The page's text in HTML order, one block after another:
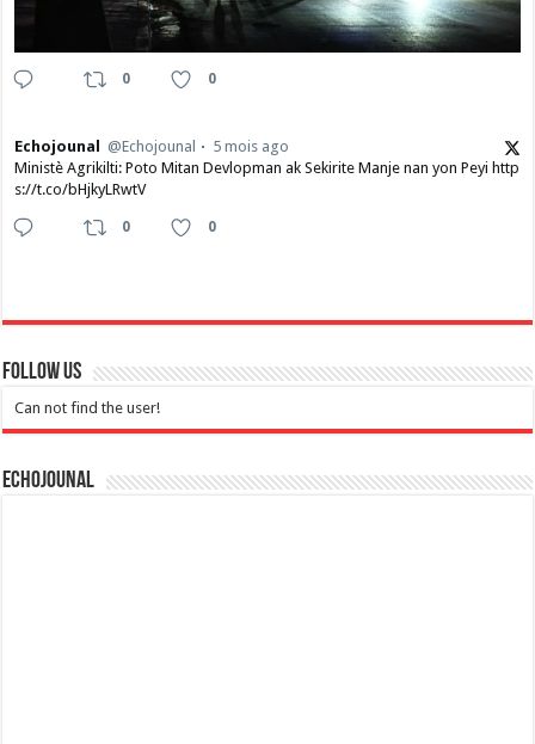
0 0
Echojounal @Echojounal
5 mois ago
Ministè Agrikilti: Poto Mitan Devlopman ak Sekirite Manje nan yon Peyi http
s://t.co/bHjkyLRwtV
0 0
Follow Us
Can not find the user!
Echojounal